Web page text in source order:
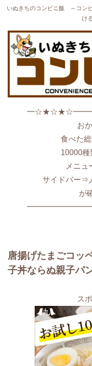
いぬきちのコンビニ飯 ～コン
け
お
食べた
10000種
メニ
サイドバー⇒
が
唐揚げたまごコッ
子丼ならぬ親子パ
ス